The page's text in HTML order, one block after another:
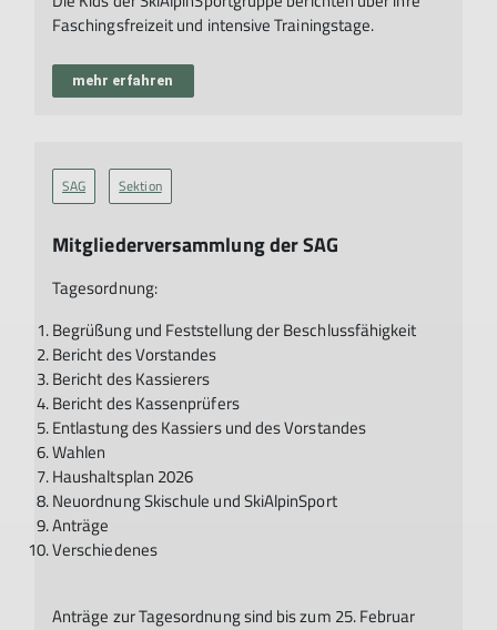
Neugierig?Wir freuen uns über Wanderbegleiter,
Tourenideen und Mitwanderer.
Faschingsfreizeit und intensive Trainingstage.
mehr erfahren
SAG Sektion
Mitgliederversammlung der SAG
Tagesordnung:
Begrüßung und Feststellung der Beschlussfähigkeit
Bericht des Vorstandes
Bericht des Kassierers
Bericht des Kassenprüfers
Entlastung des Kassiers und des Vorstandes
Wahlen
Haushaltsplan 2026
Neuordnung Skischule und SkiAlpinSport
Anträge
Verschiedenes
Anträge zur Tagesordnung sind bis zum 25. Februar